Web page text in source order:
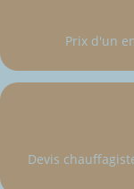
Prix d'un
Devis